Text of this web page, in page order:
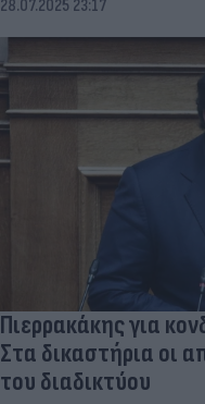
28.07.2025 23:17
Πιερρακάκης για
Στα δικαστήρια οι
τoυ διαδικτύου